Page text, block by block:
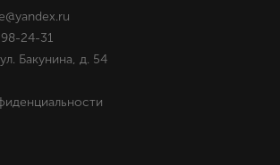
24-31
Бакунина, д. 54